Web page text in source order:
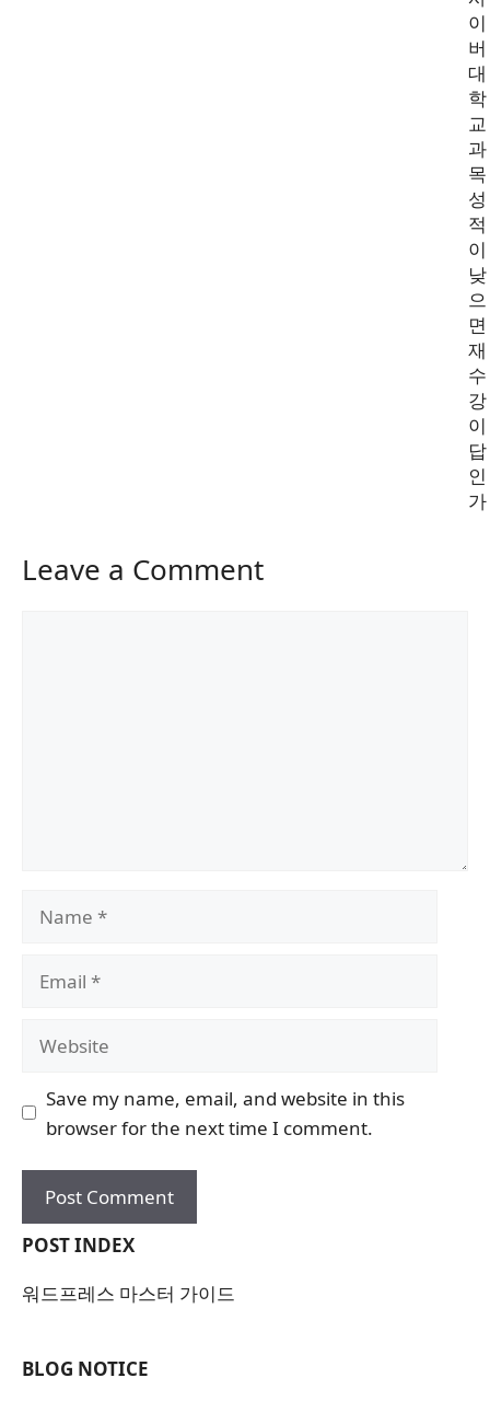
이
버
대
학
교
과
목
성
적
이
낮
으
면
재
수
강
이
답
인
가
Leave a Comment
Save my name, email, and website in this
browser for the next time I comment.
POST INDEX
워드프레스 마스터 가이드
BLOG NOTICE